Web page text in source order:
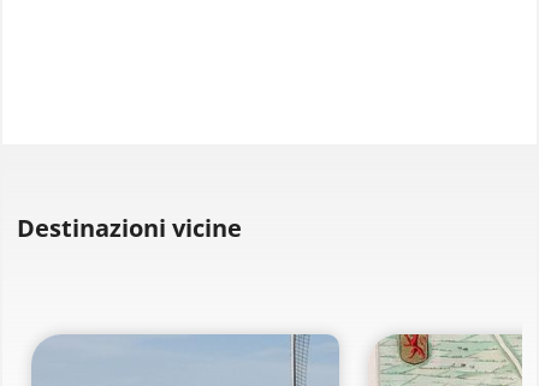
Destinazioni vicine